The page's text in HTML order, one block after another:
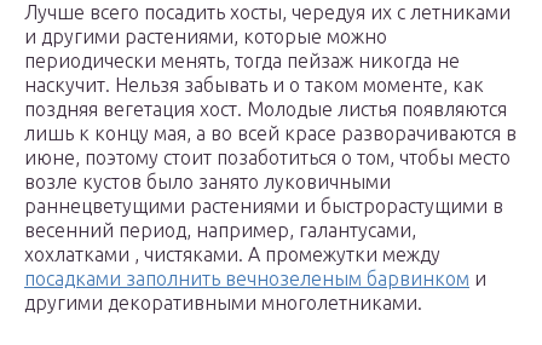
Лучше всего посадить хосты, чередуя их с летниками
и другими растениями, которые можно
периодически менять, тогда пейзаж никогда не
наскучит. Нельзя забывать и о таком моменте, как
поздняя вегетация хост. Молодые листья появляются
лишь к концу мая, а во всей красе разворачиваются в
июне, поэтому стоит позаботиться о том, чтобы место
возле кустов было занято луковичными
раннецветущими растениями и быстрорастущими в
весенний период, например, галантусами,
хохлатками , чистяками. А промежутки между
посадками заполнить вечнозеленым барвинком и
другими декоративными многолетниками.